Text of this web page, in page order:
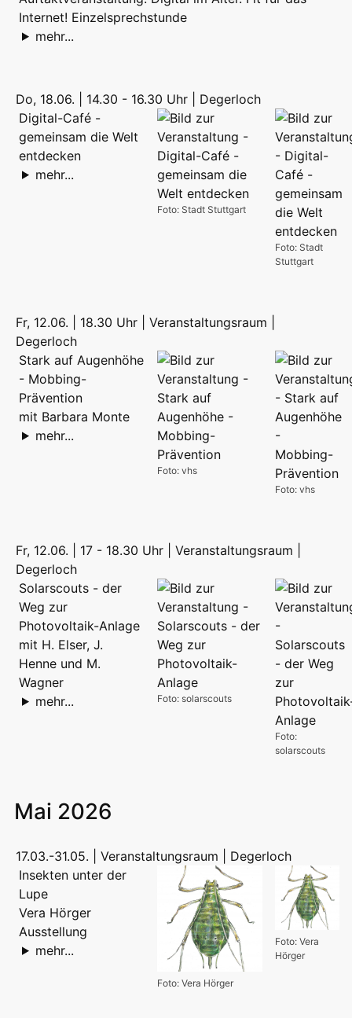
Internet! Einzelsprechstunde
mehr...
Do, 18.06. | 14.30 - 16.30 Uhr | Degerloch
Foto: Stadt
Stuttgart
Foto: Stadt Stuttgart
Digital-Café -
gemeinsam die Welt
entdecken
mehr...
Fr, 12.06. | 18.30 Uhr | Veranstaltungsraum |
Degerloch
Foto: vhs
Foto: vhs
Stark auf Augenhöhe
- Mobbing-
Prävention
mit Barbara Monte
mehr...
Fr, 12.06. | 17 - 18.30 Uhr | Veranstaltungsraum |
Degerloch
Foto:
solarscouts
Foto: solarscouts
Solarscouts - der
Weg zur
Photovoltaik-Anlage
mit H. Elser, J.
Henne und M.
Wagner
mehr...
Mai 2026
17.03.-31.05. | Veranstaltungsraum | Degerloch
Foto: Vera
Hörger
Foto: Vera Hörger
Insekten unter der
Lupe
Vera Hörger
Ausstellung
mehr...